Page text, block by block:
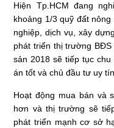
Hiện Tp.HCM đang
khoảng 1/3 quỹ đất
nghiệp, dịch vụ, xây
phát triển thị trường
sản 2018 sẽ tiếp tục
án tốt và chủ đầu tư uy
Hoạt động mua bán và
hơn và thị trường sẽ
phát triển mạnh cơ sở